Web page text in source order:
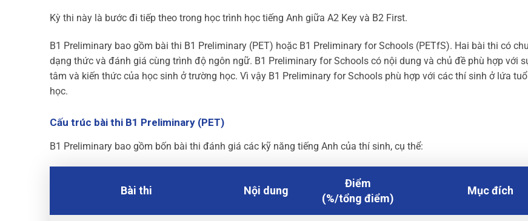
Kỳ thi này là bước đi tiếp theo trong học trình học tiếng Anh giữa A2 Key và B2 First.
B1 Preliminary bao gồm bài thi B1 Preliminary (PET) hoặc B1 Preliminary for Schools (PETfS). Hai bài thi có
dạng thức và đánh giá cùng trình độ ngôn ngữ. B1 Preliminary for Schools có nội dung và chủ đề phù hợp với
tâm và kiến thức của học sinh ở trường học. Vì vậy B1 Preliminary for Schools phù hợp với các thí sinh ở lứa
học.
Cấu trúc bài thi B1 Preliminary (PET)
B1 Preliminary bao gồm bốn bài thi đánh giá các kỹ năng tiếng Anh của thí sinh, cụ thể:
Bài thi Nội dung
Điểm
(%/tổng điểm)
Mục đích